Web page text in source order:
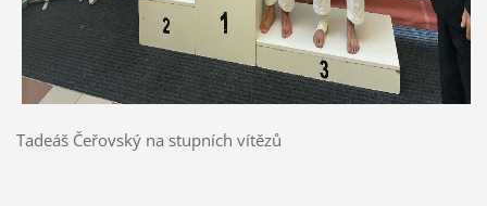
Tadeáš Čeřovský na stupních vítězů